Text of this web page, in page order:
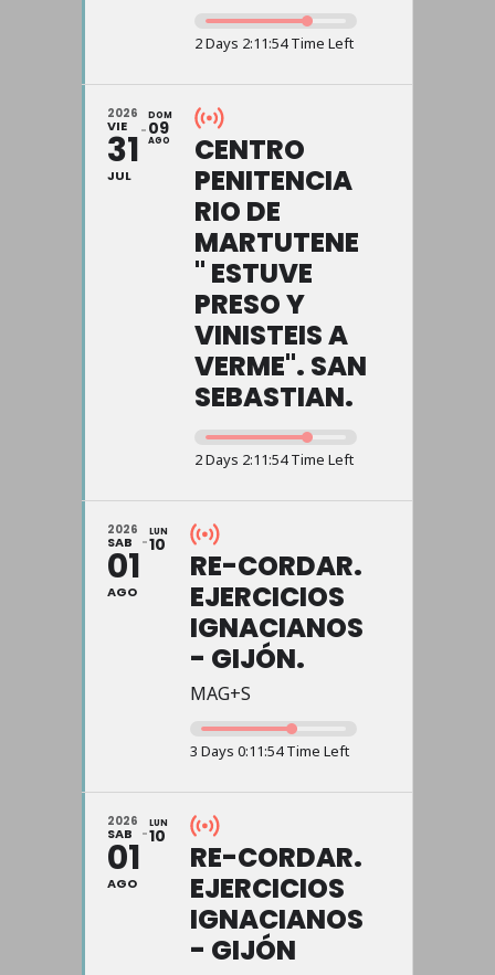
2 Days 2:11:54 Time Left
2026
VIE
31
JUL
DOM
09
AGO
CENTRO
PENITENCIA
RIO DE
MARTUTENE
" ESTUVE
PRESO Y
VINISTEIS A
VERME". SAN
SEBASTIAN.
2 Days 2:11:54 Time Left
2026
SAB
01
AGO
LUN
10
RE-CORDAR.
EJERCICIOS
IGNACIANOS
- GIJÓN.
MAG+S
3 Days 0:11:54 Time Left
2026
SAB
01
AGO
LUN
10
RE-CORDAR.
EJERCICIOS
IGNACIANOS
- GIJÓN